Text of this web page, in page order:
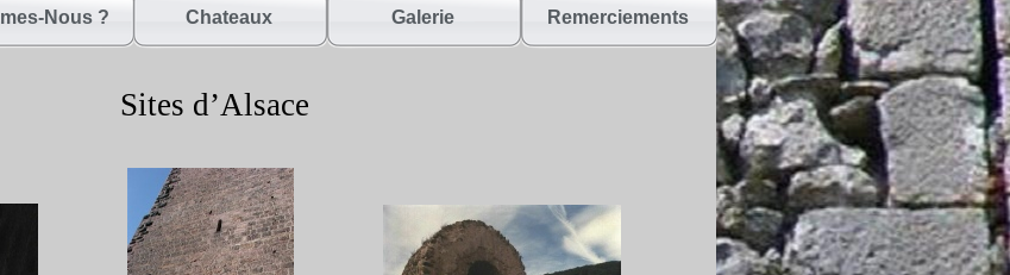
Nous ? Chateaux Galerie Remerciements
Sites d’Alsace